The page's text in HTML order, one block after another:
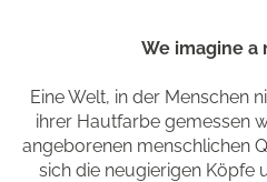
We imagine a
Eine Welt, in der Menschen
ihrer Hautfarbe gemessen
angeborenen menschlichen
sich die neugierigen Köpfe